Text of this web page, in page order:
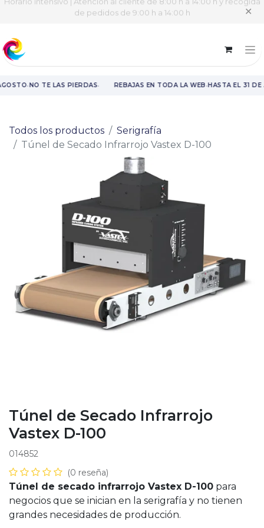
Horario intensivo | Atención al cliente de 8:00 h a 14:00 h y recogida
de pedidos de 9:00 h a 14:00 h ✕
·NO TE LAS PIERDAS· REBAJAS EN TODA LA WEB·HASTA EL 31 DE
Todos los productos
Serigrafía
Túnel de Secado Infrarrojo Vastex D-100
Túnel de Secado Infrarrojo
Vastex D-100
014852
(0 reseña)
Túnel de secado infrarrojo Vastex D-100 para
negocios que se inician en la serigrafía y no tienen
grandes necesidades de producción.